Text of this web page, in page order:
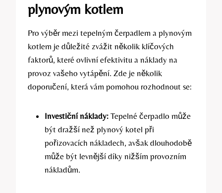
plynovým kotlem
Pro výběr mezi tepelným čerpadlem a plynovým
kotlem je důležité zvážit několik klíčových
faktorů, které ovlivní efektivitu a náklady na
provoz vašeho vytápění. Zde je několik
doporučení, která vám pomohou rozhodnout se:
Investiční náklady: Tepelné čerpadlo může
být dražší než plynový kotel při
pořizovacích nákladech, avšak dlouhodobě
může být levnější díky nižším provozním
nákladům.